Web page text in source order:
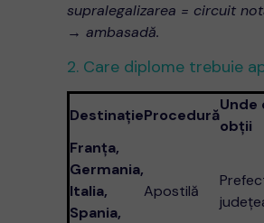
supralegalizarea = circuit
→ ambasadă.
2. Care diplome trebuie
DestinațieProcedură
Unde
obții
Franța,
Germania,
Italia,
Spania,
Apostilă